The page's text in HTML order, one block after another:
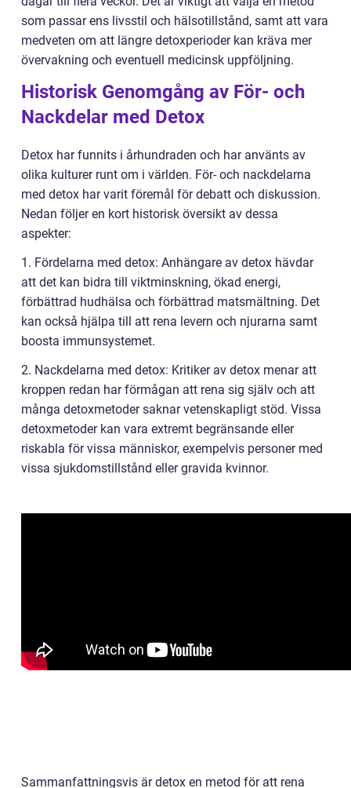
som passar ens livsstil och hälsotillstånd, samt att vara
medveten om att längre detoxperioder kan kräva mer
övervakning och eventuell medicinsk uppföljning.
Historisk Genomgång av För- och
Nackdelar med Detox
Detox har funnits i århundraden och har använts av
olika kulturer runt om i världen. För- och nackdelarna
med detox har varit föremål för debatt och diskussion.
Nedan följer en kort historisk översikt av dessa
aspekter:
1. Fördelarna med detox: Anhängare av detox hävdar
att det kan bidra till viktminskning, ökad energi,
förbättrad hudhälsa och förbättrad matsmältning. Det
kan också hjälpa till att rena levern och njurarna samt
boosta immunsystemet.
2. Nackdelarna med detox: Kritiker av detox menar att
kroppen redan har förmågan att rena sig själv och att
många detoxmetoder saknar vetenskapligt stöd. Vissa
detoxmetoder kan vara extremt begränsande eller
riskabla för vissa människor, exempelvis personer med
vissa sjukdomstillstånd eller gravida kvinnor.
Sammanfattningsvis är detox en metod för att rena